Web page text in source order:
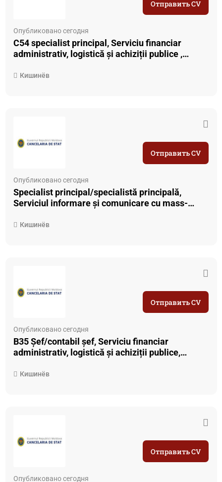
Опубликовано сегодня
C54 specialist principal, Serviciu financiar
administrativ, logistică și achiziții publice ,
Кишинёв
Отправить CV
Опубликовано сегодня
Specialist principal/specialistă principală,
Serviciul informare și comunicare cu mass-
mass-media
Кишинёв
Отправить CV
Опубликовано сегодня
B35 Șef/contabil șef, Serviciu financiar
administrativ, logistică și achiziții publice,
Кишинёв
Отправить CV
Опубликовано сегодня
Отправить CV